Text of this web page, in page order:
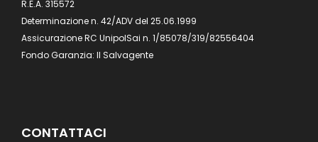
R.E.A. 315572
Determinazione n. 42/ADV del 25.06.1999
Assicurazione RC UnipolSai n. 1/85078/319/82556404
Fondo Garanzia: Il Salvagente
CONTATTACI